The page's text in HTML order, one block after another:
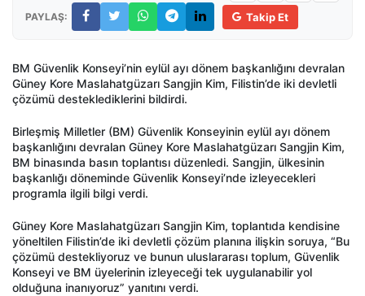
PAYLAŞ: Takip Et
BM Güvenlik Konseyi’nin eylül ayı dönem başkanlığını devralan
Güney Kore Maslahatgüzarı Sangjin Kim, Filistin’de iki devletli
çözümü desteklediklerini bildirdi.
Birleşmiş Milletler (BM) Güvenlik Konseyinin eylül ayı dönem
başkanlığını devralan Güney Kore Maslahatgüzarı Sangjin Kim,
BM binasında basın toplantısı düzenledi. Sangjin, ülkesinin
başkanlığı döneminde Güvenlik Konseyi’nde izleyecekleri
programla ilgili bilgi verdi.
Güney Kore Maslahatgüzarı Sangjin Kim, toplantıda kendisine
yöneltilen Filistin’de iki devletli çözüm planına ilişkin soruya, “Bu
çözümü destekliyoruz ve bunun uluslararası toplum, Güvenlik
Konseyi ve BM üyelerinin izleyeceği tek uygulanabilir yol
olduğuna inanıyoruz” yanıtını verdi.